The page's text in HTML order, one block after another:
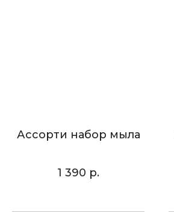
Ассорти набор мыла
1 390 р.